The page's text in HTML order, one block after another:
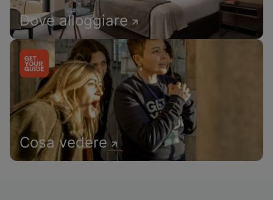
Dove alloggiare
Cosa vedere